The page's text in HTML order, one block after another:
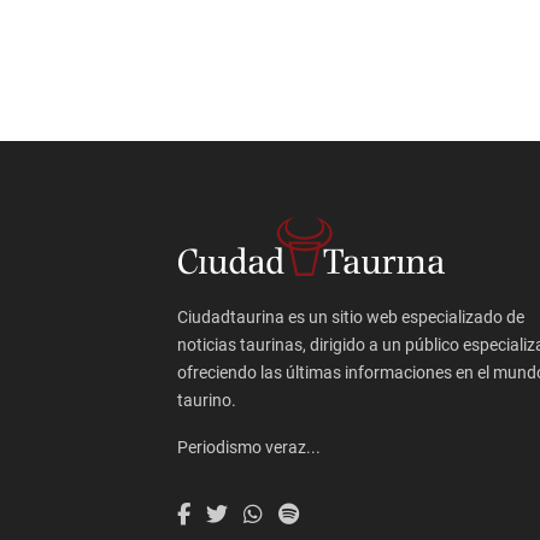
Ciudadtaurina es un sitio web especializado de
noticias taurinas, dirigido a un público
ofreciendo las últimas informaciones en el
taurino.
Periodismo veraz...